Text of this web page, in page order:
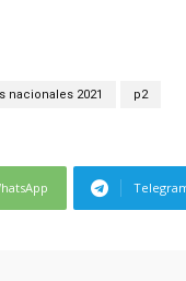
nacionales 2021 p2